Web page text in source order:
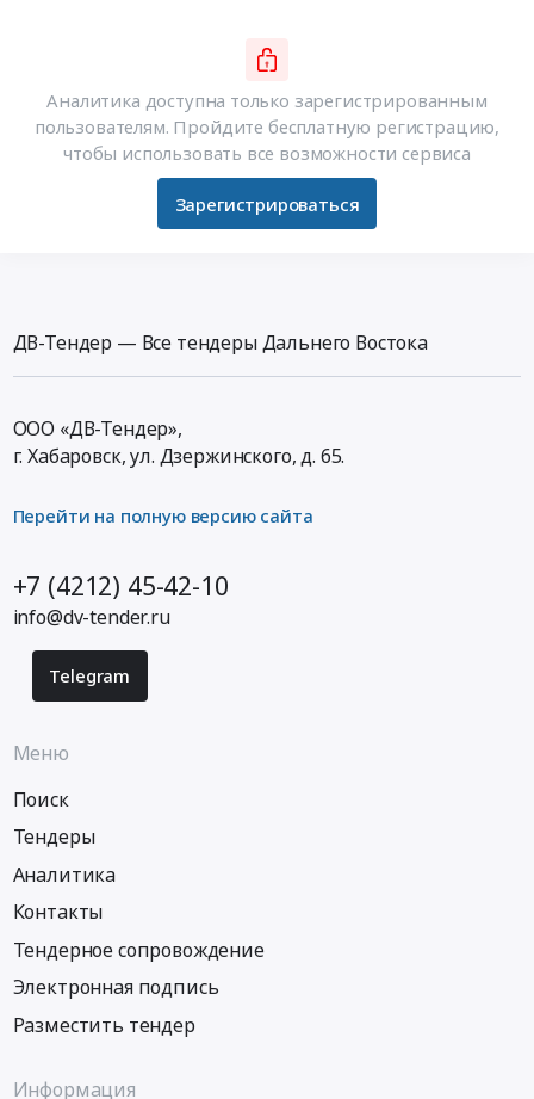
Аналитика доступна только зарегистрированным
пользователям. Пройдите бесплатную регистрацию,
чтобы использовать все возможности сервиса
Зарегистрироваться
ДВ-Тендер — Все тендеры Дальнего Востока
ООО «ДВ-Тендер»,
г. Хабаровск,ул. Дзержинского, д. 65.
Перейти на полную версию сайта
+7 (4212) 45-42-10
info@dv-tender.ru
Telegram
Меню
Поиск
Тендеры
Аналитика
Контакты
Тендерное сопровождение
Электронная подпись
Разместить тендер
Информация